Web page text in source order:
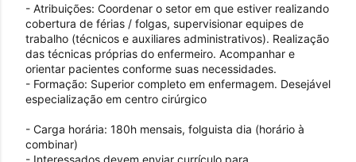
- Atribuições: Coordenar o setor em que estiver realizando
cobertura de férias / folgas, supervisionar equipes de
trabalho (técnicos e auxiliares administrativos). Realização
das técnicas próprias do enfermeiro. Acompanhar e
orientar pacientes conforme suas necessidades.
- Formação: Superior completo em enfermagem. Desejável
especialização em centro cirúrgico
- Carga horária: 180h mensais, folguista dia (horário à
combinar)